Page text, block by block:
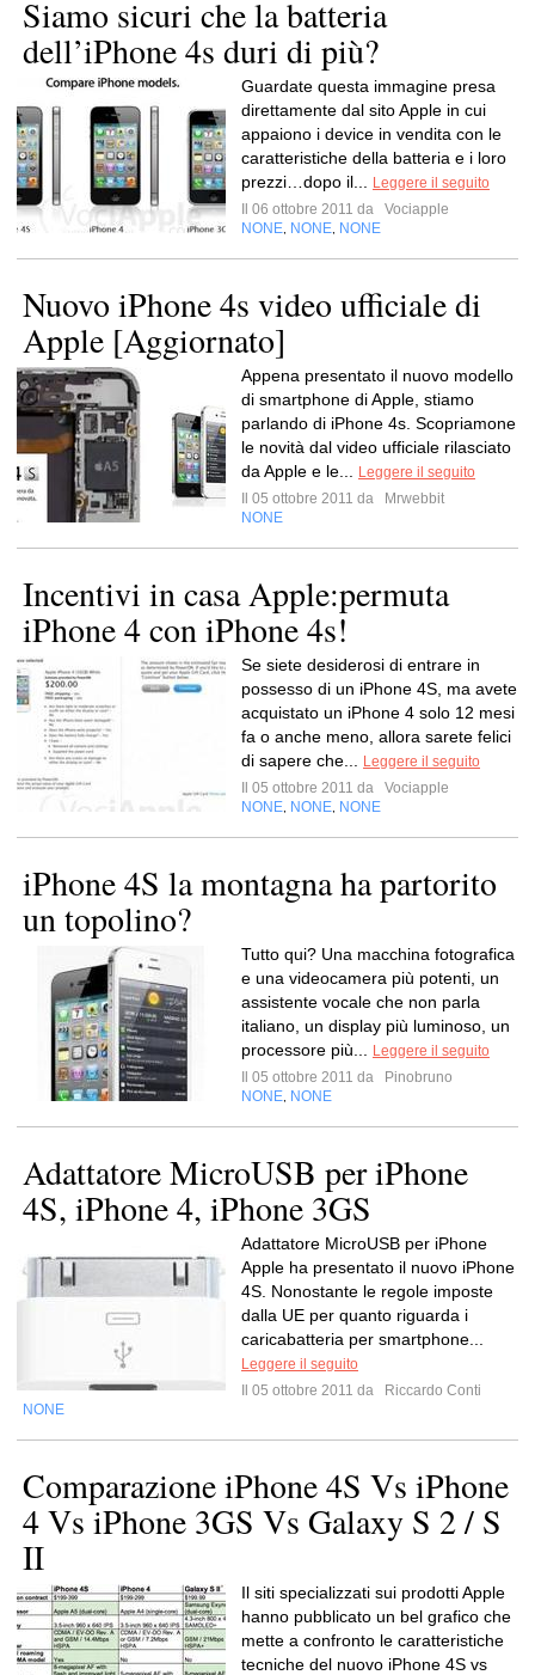
Siamo sicuri che la batteria
dell’iPhone 4s duri di più?
Guardate questa immagine presa
direttamente dal sito Apple in cui
appaiono i device in vendita con le
caratteristiche della batteria e i loro
prezzi…dopo il...
Leggere il seguito
Il 06 ottobre 2011 da
Vociapple
NONE NONE NONE
Nuovo iPhone 4s video ufficiale di
Apple [Aggiornato]
Appena presentato il nuovo modello
di smartphone di Apple, stiamo
parlando di iPhone 4s. Scopriamone
le novità dal video ufficiale rilasciato
da Apple e le...
Leggere il seguito
Il 05 ottobre 2011 da
Mrwebbit
NONE
Incentivi in casa Apple:permuta
iPhone 4 con iPhone 4s!
Se siete desiderosi di entrare in
possesso di un iPhone 4S, ma avete
acquistato un iPhone 4 solo 12 mesi
fa o anche meno, allora sarete felici
di sapere che...
Leggere il seguito
Il 05 ottobre 2011 da
Vociapple
NONE NONE NONE
iPhone 4S la montagna ha partorito
un topolino?
Tutto qui? Una macchina fotografica
e una videocamera più potenti, un
assistente vocale che non parla
italiano, un display più luminoso, un
processore più...
Leggere il seguito
Il 05 ottobre 2011 da
Pinobruno
NONE NONE
Adattatore MicroUSB per iPhone
4S, iPhone 4, iPhone 3GS
Adattatore MicroUSB per iPhone
Apple ha presentato il nuovo iPhone
4S. Nonostante le regole imposte
dalla UE per quanto riguarda i
caricabatteria per smartphone...
Leggere il seguito
Il 05 ottobre 2011 da
Riccardo Conti
NONE
Comparazione iPhone 4S Vs iPhone
4 Vs iPhone 3GS Vs Galaxy S 2 / S
II
Il siti specializzati sui prodotti Apple
hanno pubblicato un bel grafico che
mette a confronto le caratteristiche
tecniche del nuovo iPhone 4S vs